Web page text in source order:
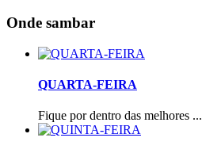
Onde sambar
QUARTA-FEIRA
Fique por dentro das melhores ...